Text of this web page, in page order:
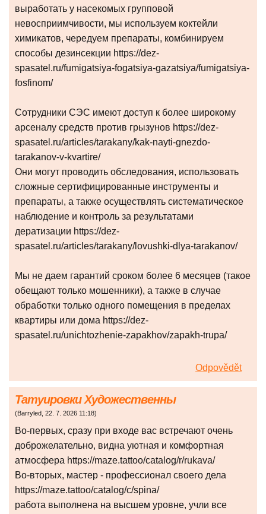
выработать у насекомых групповой
невосприимчивости, мы используем коктейли
химикатов, чередуем препараты, комбинируем
способы дезинсекции https://dez-
spasatel.ru/fumigatsiya-fogatsiya-gazatsiya/fumigatsiya-
fosfinom/
Сотрудники СЭС имеют доступ к более широкому
арсеналу средств против грызунов https://dez-
spasatel.ru/articles/tarakany/kak-nayti-gnezdo-
tarakanov-v-kvartire/
Они могут проводить обследования, использовать
сложные сертифицированные инструменты и
препараты, а также осуществлять систематическое
наблюдение и контроль за результатами
дератизации https://dez-
spasatel.ru/articles/tarakany/lovushki-dlya-tarakanov/
Мы не даем гарантий сроком более 6 месяцев (такое
обещают только мошенники), а также в случае
обработки только одного помещения в пределах
квартиры или дома https://dez-
spasatel.ru/unichtozhenie-zapakhov/zapakh-trupa/
Odpovědět
Татуировки Художественны
(Barryled, 22. 7. 2026 11:18)
Во-первых, сразу при входе вас встречают очень
доброжелательно, видна уютная и комфортная
атмосфера https://maze.tattoo/catalog/r/rukava/
Во-вторых, мастер - профессионал своего дела
https://maze.tattoo/catalog/с/spina/
работа выполнена на высшем уровне, учли все